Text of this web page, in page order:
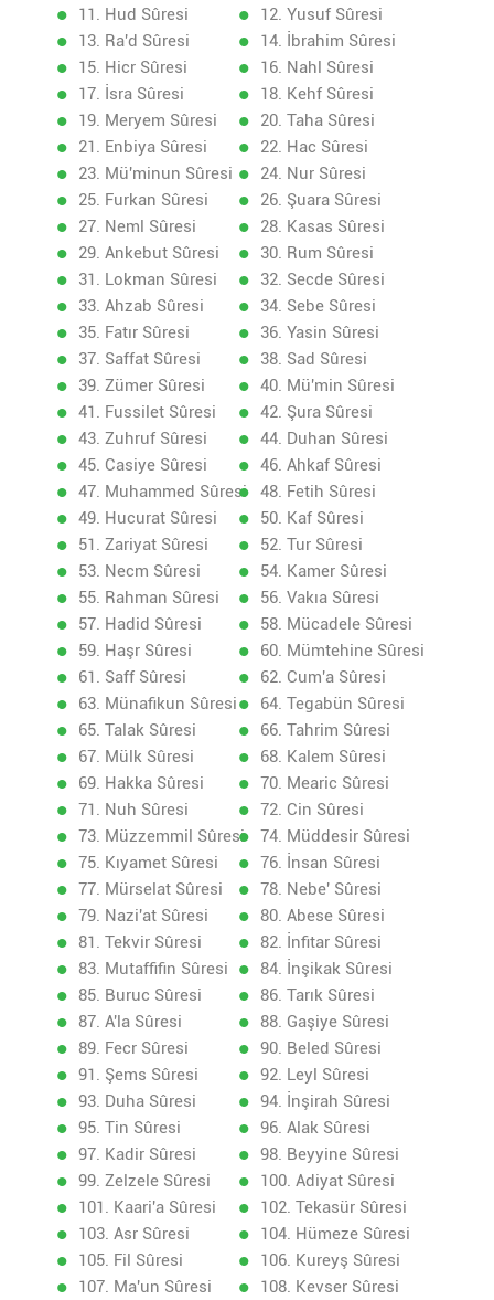
11. Hud Sûresi
12. Yusuf Sûresi
13. Ra'd Sûresi
14. İbrahim Sûresi
15. Hicr Sûresi
16. Nahl Sûresi
17. İsra Sûresi
18. Kehf Sûresi
19. Meryem Sûresi
20. Taha Sûresi
21. Enbiya Sûresi
22. Hac Sûresi
23. Mü'minun Sûresi
24. Nur Sûresi
25. Furkan Sûresi
26. Şuara Sûresi
27. Neml Sûresi
28. Kasas Sûresi
29. Ankebut Sûresi
30. Rum Sûresi
31. Lokman Sûresi
32. Secde Sûresi
33. Ahzab Sûresi
34. Sebe Sûresi
35. Fatır Sûresi
36. Yasin Sûresi
37. Saffat Sûresi
38. Sad Sûresi
39. Zümer Sûresi
40. Mü'min Sûresi
41. Fussilet Sûresi
42. Şura Sûresi
43. Zuhruf Sûresi
44. Duhan Sûresi
45. Casiye Sûresi
46. Ahkaf Sûresi
47. Muhammed Sûresi
48. Fetih Sûresi
49. Hucurat Sûresi
50. Kaf Sûresi
51. Zariyat Sûresi
52. Tur Sûresi
53. Necm Sûresi
54. Kamer Sûresi
55. Rahman Sûresi
56. Vakıa Sûresi
57. Hadid Sûresi
58. Mücadele Sûresi
59. Haşr Sûresi
60. Mümtehine Sûresi
61. Saff Sûresi
62. Cum'a Sûresi
63. Münafikun Sûresi
64. Tegabün Sûresi
65. Talak Sûresi
66. Tahrim Sûresi
67. Mülk Sûresi
68. Kalem Sûresi
69. Hakka Sûresi
70. Mearic Sûresi
71. Nuh Sûresi
72. Cin Sûresi
73. Müzzemmil Sûresi
74. Müddesir Sûresi
75. Kıyamet Sûresi
76. İnsan Sûresi
77. Mürselat Sûresi
78. Nebe' Sûresi
79. Nazi'at Sûresi
80. Abese Sûresi
81. Tekvir Sûresi
82. İnfitar Sûresi
83. Mutaffifin Sûresi
84. İnşikak Sûresi
85. Buruc Sûresi
86. Tarık Sûresi
87. A'la Sûresi
88. Gaşiye Sûresi
89. Fecr Sûresi
90. Beled Sûresi
91. Şems Sûresi
92. Leyl Sûresi
93. Duha Sûresi
94. İnşirah Sûresi
95. Tin Sûresi
96. Alak Sûresi
97. Kadir Sûresi
98. Beyyine Sûresi
99. Zelzele Sûresi
100. Adiyat Sûresi
101. Kaari'a Sûresi
102. Tekasür Sûresi
103. Asr Sûresi
104. Hümeze Sûresi
105. Fil Sûresi
106. Kureyş Sûresi
107. Ma'un Sûresi
108. Kevser Sûresi